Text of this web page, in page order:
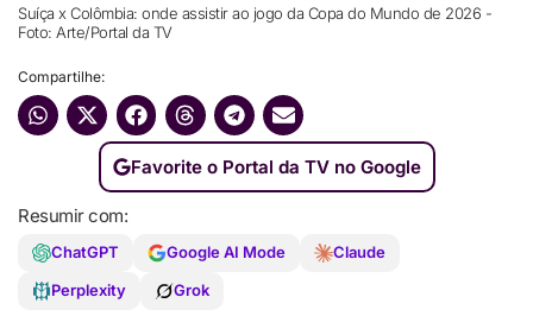
Suíça x Colômbia: onde assistir ao jogo da Copa do Mundo de 2026 -
Foto: Arte/Portal da TV
Compartilhe:
Favorite o Portal da TV no Google
Resumir com:
ChatGPT Google AI Mode
Claude
Perplexity
Grok